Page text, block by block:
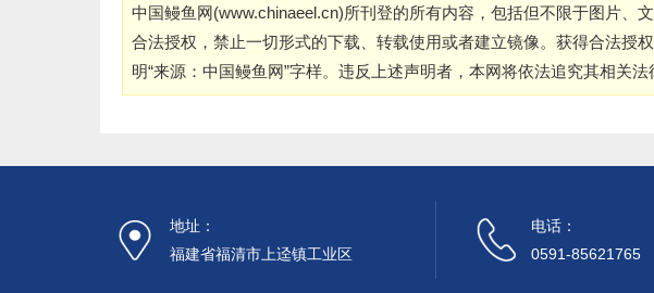
中国鳗鱼网(www.chinaeel.cn)所刊登的所有内容，包括但不限于图片、
合法授权，禁止一切形式的下载、转载使用或者建立镜像。获得合法授
明“来源：中国鳗鱼网”字样。违反上述声明者，本网将依法追究其相关法
地址：
福建省福清市上迳镇工业区
电话：
0591-85621765